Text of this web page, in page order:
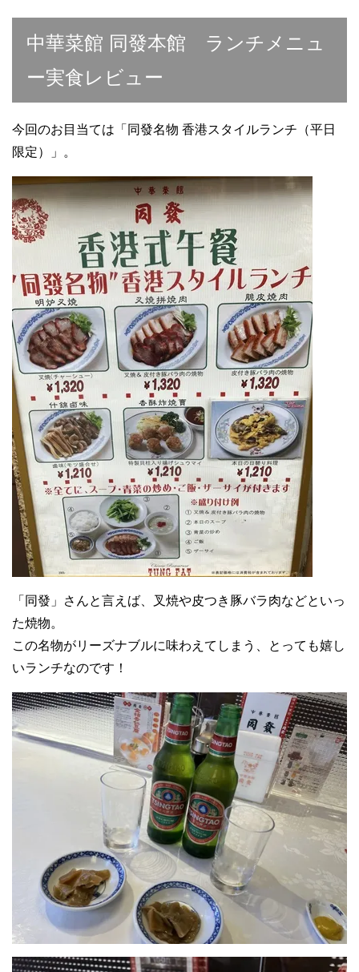
中華菜館 同發本館 ランチメニュ
ー実食レビュー
今回のお目当ては「同發名物 香港スタイルランチ（平日
限定）」。
「同發」さんと言えば、叉焼や皮つき豚バラ肉などといっ
た焼物。
この名物がリーズナブルに味わえてしまう、とっても嬉し
いランチなのです！